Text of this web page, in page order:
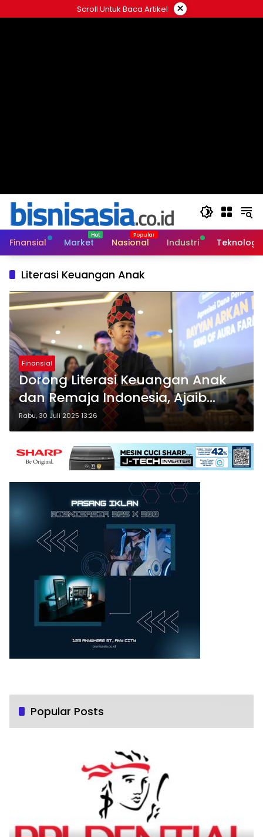
ke
Scroll Untuk Baca Artikel ×
Finansial Market Nasional Industri Teknologi
Literasi Keuangan Anak
Finansial
Dorong Literasi Keuangan Anak
dan Remaja Indonesia, Ajaib
Luncurkan Aura of the Future
Fund
Rabu, 30 Juli 2025 13:26
Popular Posts